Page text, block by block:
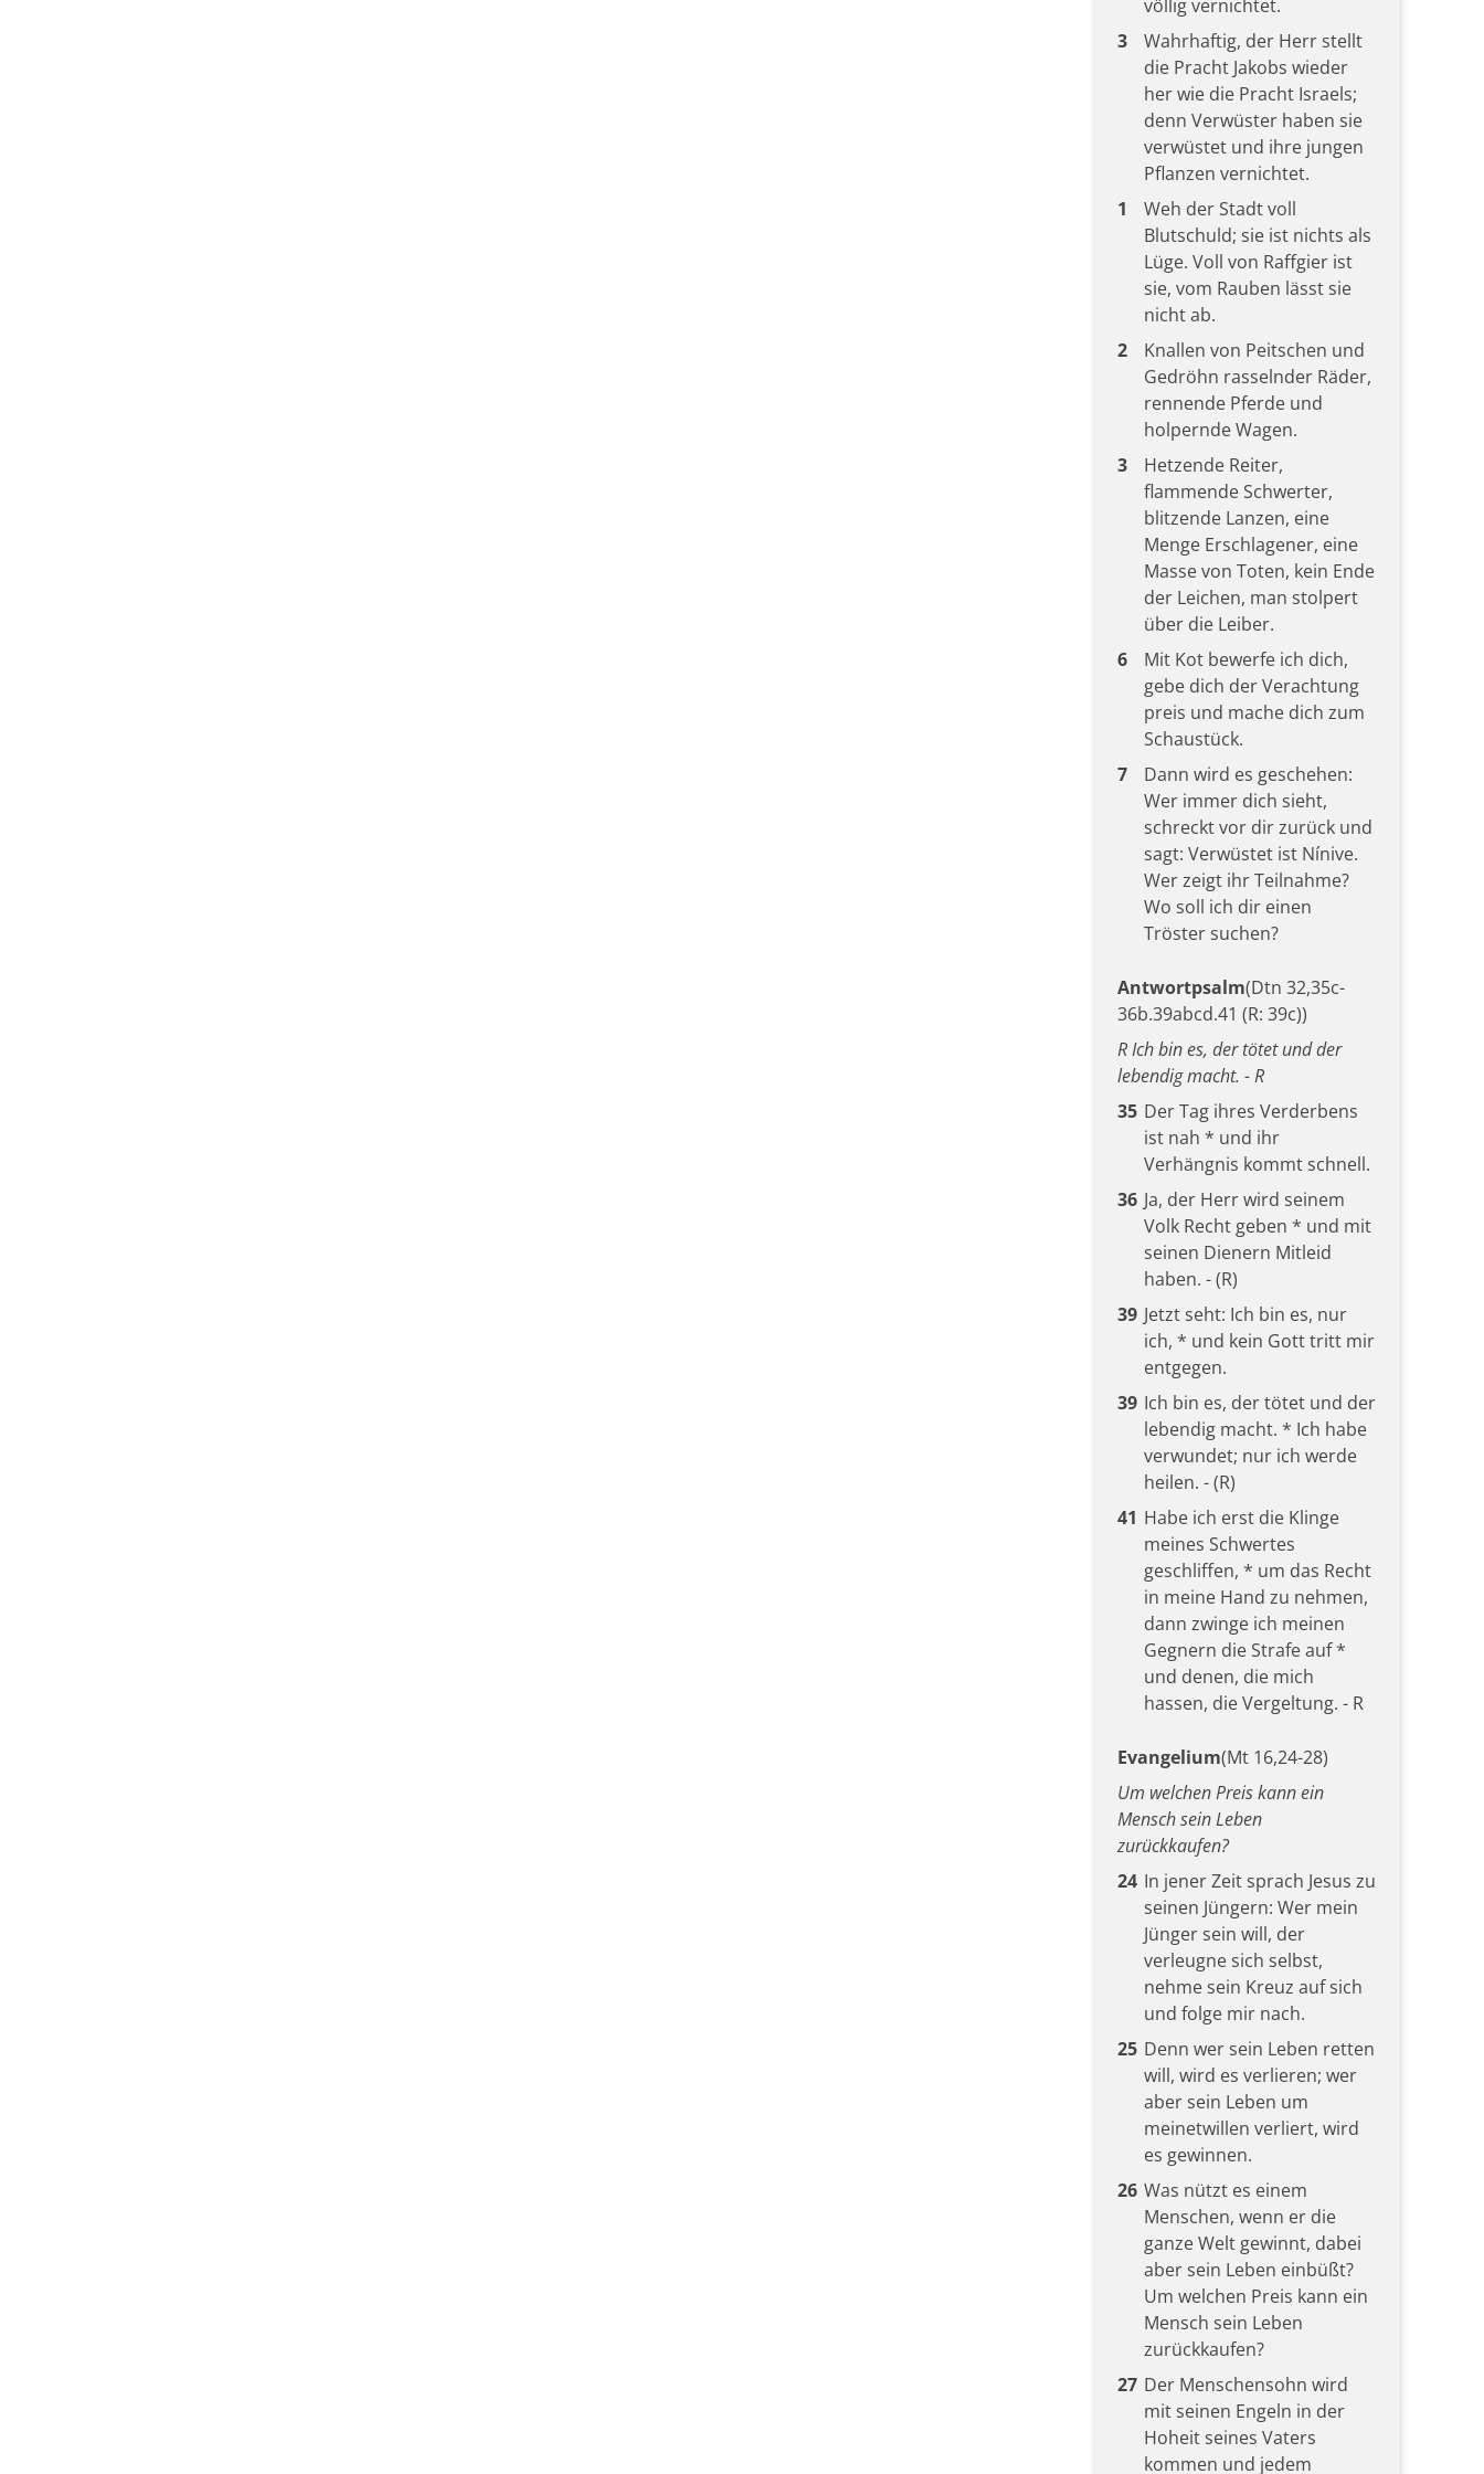
völlig vernichtet.
3
Wahrhaftig, der Herr stellt
die Pracht Jakobs wieder
her wie die Pracht Israels;
denn Verwüster haben sie
verwüstet und ihre jungen
Pflanzen vernichtet.
1
Weh der Stadt voll
Blutschuld; sie ist nichts als
Lüge. Voll von Raffgier ist
sie, vom Rauben lässt sie
nicht ab.
2
Knallen von Peitschen und
Gedröhn rasselnder Räder,
rennende Pferde und
holpernde Wagen.
3
Hetzende Reiter,
flammende Schwerter,
blitzende Lanzen, eine
Menge Erschlagener, eine
Masse von Toten, kein Ende
der Leichen, man stolpert
über die Leiber.
6
Mit Kot bewerfe ich dich,
gebe dich der Verachtung
preis und mache dich zum
Schaustück.
7
Dann wird es geschehen:
Wer immer dich sieht,
schreckt vor dir zurück und
sagt: Verwüstet ist Nínive.
Wer zeigt ihr Teilnahme?
Wo soll ich dir einen
Tröster suchen?
Antwortpsalm(Dtn 32,35c-
36b.39abcd.41 (R: 39c))
R Ich bin es, der tötet und der
lebendig macht. - R
35 Der Tag ihres Verderbens
ist nah * und ihr
Verhängnis kommt schnell.
36 Ja, der Herr wird seinem
Volk Recht geben * und mit
seinen Dienern Mitleid
haben. - (R)
39 Jetzt seht: Ich bin es, nur
ich, * und kein Gott tritt mir
entgegen.
39 Ich bin es, der tötet und der
lebendig macht. * Ich habe
verwundet; nur ich werde
heilen. - (R)
41 Habe ich erst die Klinge
meines Schwertes
geschliffen, * um das Recht
in meine Hand zu nehmen,
dann zwinge ich meinen
Gegnern die Strafe auf *
und denen, die mich
hassen, die Vergeltung. - R
Evangelium(Mt 16,24-28)
Um welchen Preis kann ein
Mensch sein Leben
zurückkaufen?
24 In jener Zeit sprach Jesus zu
seinen Jüngern: Wer mein
Jünger sein will, der
verleugne sich selbst,
nehme sein Kreuz auf sich
und folge mir nach.
25 Denn wer sein Leben retten
will, wird es verlieren; wer
aber sein Leben um
meinetwillen verliert, wird
es gewinnen.
26 Was nützt es einem
Menschen, wenn er die
ganze Welt gewinnt, dabei
aber sein Leben einbüßt?
Um welchen Preis kann ein
Mensch sein Leben
zurückkaufen?
27 Der Menschensohn wird
mit seinen Engeln in der
Hoheit seines Vaters
kommen und jedem